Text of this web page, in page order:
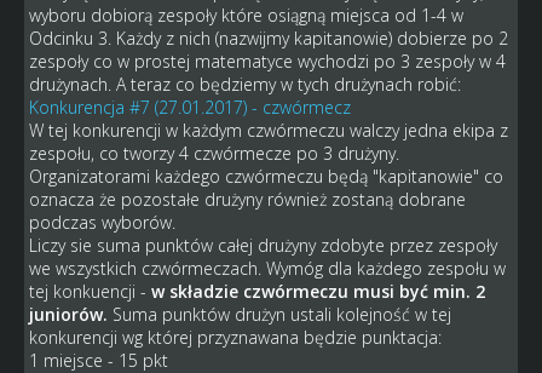
wyboru dobiorą zespoły które osiągną miejsca od 1-4 w
Odcinku 3. Każdy z nich (nazwijmy kapitanowie) dobierze po 2
zespoły co w prostej matematyce wychodzi po 3 zespoły w 4
drużynach. A teraz co będziemy w tych drużynach robić:
Konkurencja #7 (27.01.2017) - czwórmecz
W tej konkurencji w każdym czwórmeczu walczy jedna ekipa z
zespołu, co tworzy 4 czwórmecze po 3 drużyny.
Organizatorami każdego czwórmeczu będą "kapitanowie" co
oznacza że pozostałe drużyny również zostaną dobrane
podczas wyborów.
Liczy sie suma punktów całej drużyny zdobyte przez zespoły
we wszystkich czwórmeczach. Wymóg dla każdego zespołu w
tej konkuencji - w składzie czwórmeczu musi być min. 2
juniorów. Suma punktów drużyn ustali kolejność w tej
konkurencji wg której przyznawana będzie punktacja:
1 miejsce - 15 pkt